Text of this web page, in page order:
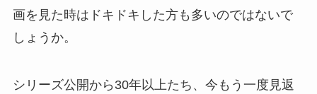
画を見た時はドキドキした方も多いのではないで
しょうか。
シリーズ公開から30年以上たち、今もう一度見返